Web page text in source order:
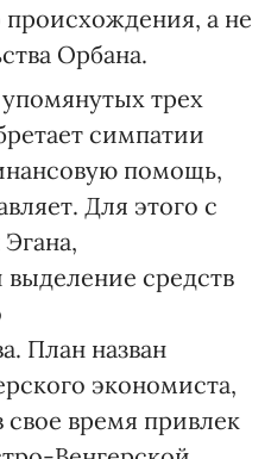
происхождения, а не
Орбана.
трех
симпатии
помощь,
Для этого с
средств
План назван
экономиста,
свое время привлек